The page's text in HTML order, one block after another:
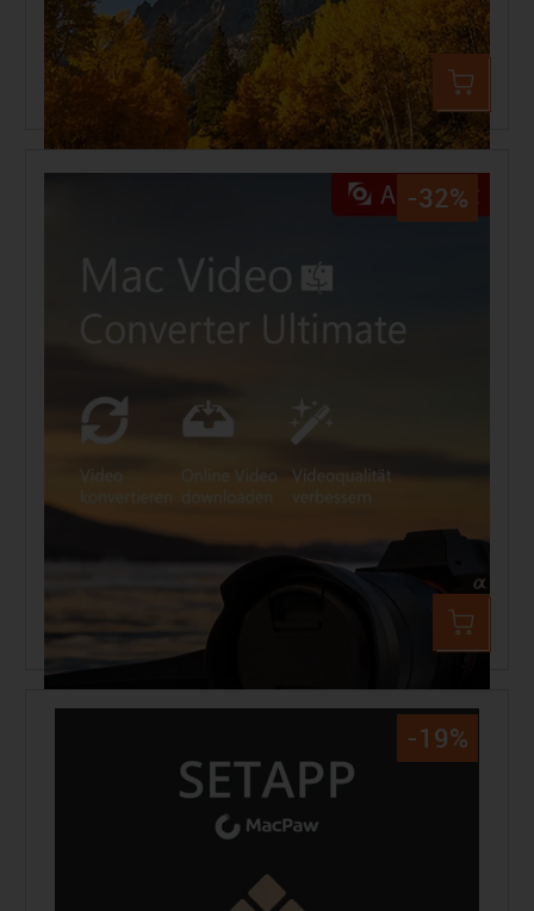
Aiseesoft Blu-ray Player für PC
49,99 € 74,32 €
-32%
Aiseesoft Video Converter Ultimate Mac
49,99 € 74,32 €
-19%